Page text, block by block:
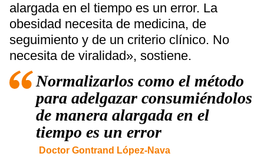
alargada en el tiempo es un error. La
obesidad necesita de medicina, de
seguimiento y de un criterio clínico. No
necesita de viralidad», sostiene.
Normalizarlos como el método
para adelgazar consumiéndolos
de manera alargada en el
tiempo es un error
Doctor Gontrand López-Nava